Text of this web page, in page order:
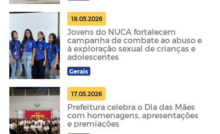
18.05.2026
Jovens do NUCA fortalecem
campanha de combate ao abuso e
à exploração sexual de crianças e
adolescentes
Gerais
17.05.2026
Prefeitura celebra o Dia das Mães
com homenagens, apresentações
e premiações